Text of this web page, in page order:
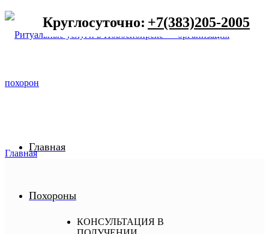
Круглосуточно: +7(383)205-2005
Главная
Похороны
Главная
КОНСУЛЬТАЦИЯ В